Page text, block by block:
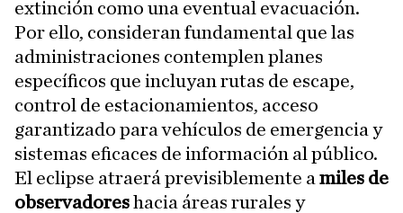
extinción como una eventual evacuación.
Por ello, consideran fundamental que las
administraciones contemplen planes
específicos que incluyan rutas de escape,
control de estacionamientos, acceso
garantizado para vehículos de emergencia y
sistemas eficaces de información al público.
El eclipse atraerá previsiblemente a miles de
observadoreshacia áreas rurales y